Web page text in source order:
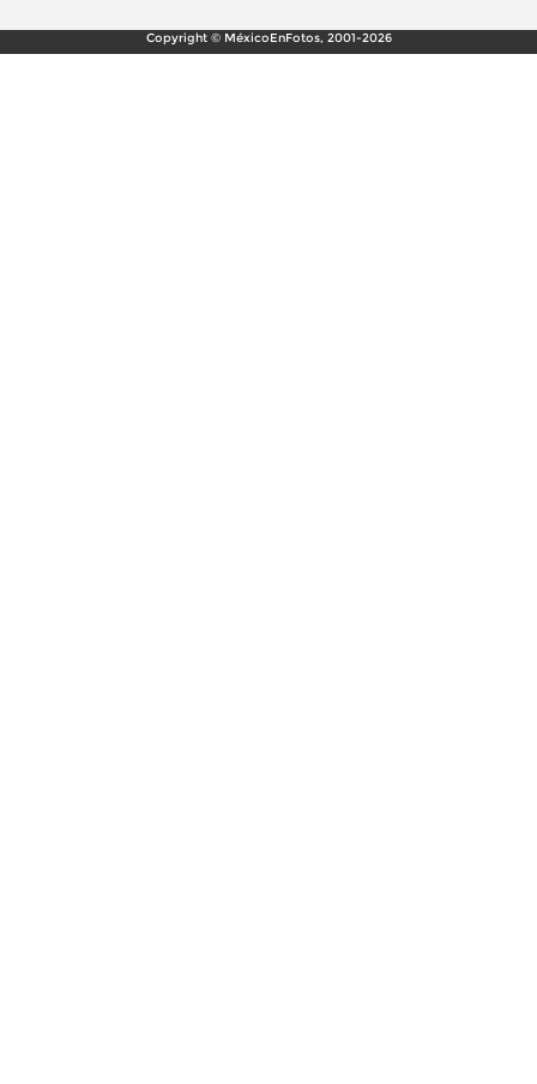
Copyright © MéxicoEnFotos, 2001-2026